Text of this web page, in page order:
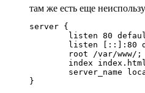
там же есть еще
server {
}